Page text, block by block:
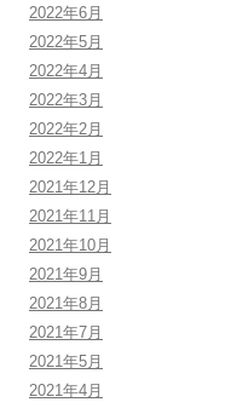
2022年6月
2022年5月
2022年4月
2022年3月
2022年2月
2022年1月
2021年12月
2021年11月
2021年10月
2021年9月
2021年8月
2021年7月
2021年5月
2021年4月